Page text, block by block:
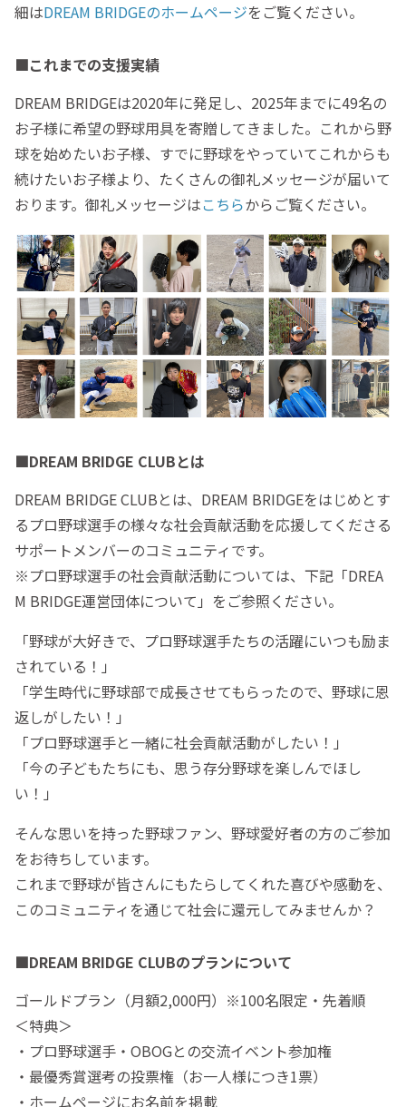
細はDREAM BRIDGEのホームページをご覧ください。
■これまでの支援実績
DREAM BRIDGEは2020年に発足し、2025年までに49名の
お子様に希望の野球用具を寄贈してきました。これから野
球を始めたいお子様、すでに野球をやっていてこれからも
続けたいお子様より、たくさんの御礼メッセージが届いて
おります。御礼メッセージはこちらからご覧ください。
■DREAM BRIDGE CLUBとは
DREAM BRIDGE CLUBとは、DREAM BRIDGEをはじめとす
るプロ野球選手の様々な社会貢献活動を応援してくださる
サポートメンバーのコミュニティです。
※プロ野球選手の社会貢献活動については、下記「DREA
M BRIDGE運営団体について」をご参照ください。
「野球が大好きで、プロ野球選手たちの活躍にいつも励ま
されている！」
「学生時代に野球部で成長させてもらったので、野球に恩
返しがしたい！」
「プロ野球選手と一緒に社会貢献活動がしたい！」
「今の子どもたちにも、思う存分野球を楽しんでほし
い！」
そんな思いを持った野球ファン、野球愛好者の方のご参加
をお待ちしています。
これまで野球が皆さんにもたらしてくれた喜びや感動を、
このコミュニティを通じて社会に還元してみませんか？
■DREAM BRIDGE CLUBのプランについて
ゴールドプラン（月額2,000円）※100名限定・先着順
＜特典＞
・プロ野球選手・OBOGとの交流イベント参加権
・最優秀賞選考の投票権（お一人様につき1票）
・ホームページにお名前を掲載